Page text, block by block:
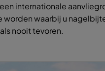
internationale
waarbij u
nooit tevoren.